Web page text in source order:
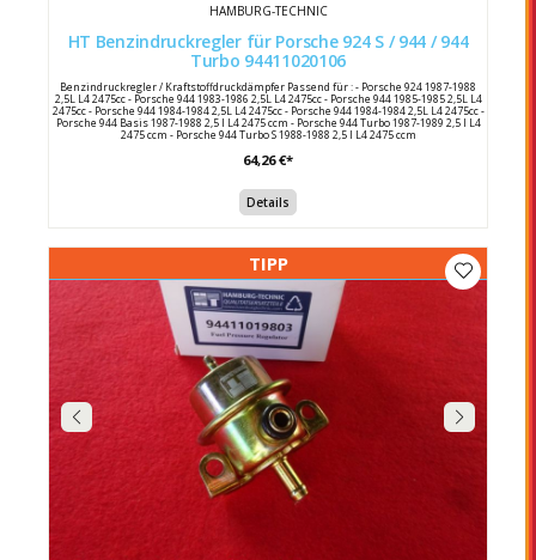
HAMBURG-TECHNIC
HT Benzindruckregler für Porsche 924 S / 944 / 944
Turbo 94411020106
Benzindruckregler / Kraftstoffdruckdämpfer Passend für : - Porsche 924 1987-1988
2,5L L4 2475cc - Porsche 944 1983-1986 2,5L L4 2475cc - Porsche 944 1985-1985 2,5L L4
2475cc - Porsche 944 1984-1984 2,5L L4 2475cc - Porsche 944 1984-1984 2,5L L4 2475cc -
Porsche 944 Basis 1987-1988 2,5 l L4 2475 ccm - Porsche 944 Turbo 1987-1989 2,5 l L4
2475 ccm - Porsche 944 Turbo S 1988-1988 2,5 l L4 2475 ccm
M44.03 (M >> 41D 5672) M44.04 (M >> 43E 20061) Porsche 924S: M44.07/08/09/10
Hersteller : Hamburg-Technic Hersteller Nr : 94411020106 Bosch Vergleichsnummer :
64,26 €*
Details
TIPP